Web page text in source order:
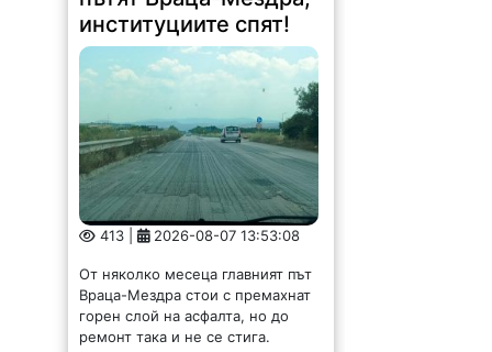
413 | 2026-08-07 13:53:08
От няколко месеца главният път
Враца-Мездра стои с премахнат
горен слой на асфалта, но до
ремонт така и не се стига.
водачите и автомобилите, които
буквално...